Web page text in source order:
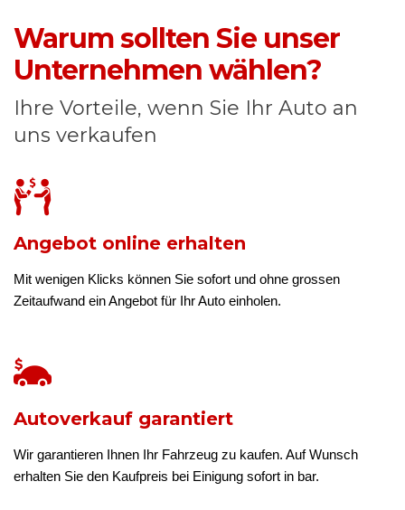
Warum sollten Sie unser
Unternehmen wählen?
Ihre Vorteile, wenn Sie Ihr Auto an
uns verkaufen
Angebot online erhalten
Mit wenigen Klicks können Sie sofort und ohne grossen
Zeitaufwand ein Angebot für Ihr Auto einholen.
Autoverkauf garantiert
Wir garantieren Ihnen Ihr Fahrzeug zu kaufen. Auf Wunsch
erhalten Sie den Kaufpreis bei Einigung sofort in bar.